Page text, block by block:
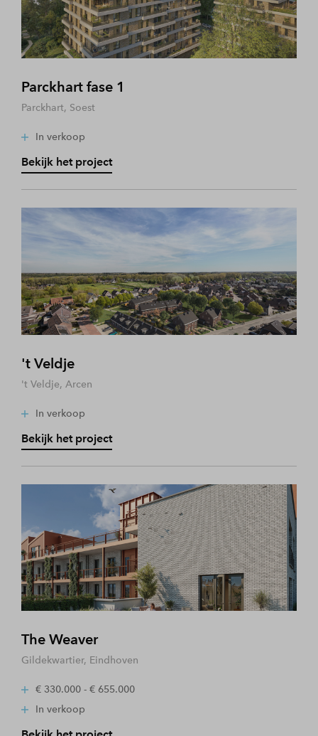
Parckhart fase 1
Parckhart, Soest
In verkoop
Bekijk het project
't Veldje
't Veldje, Arcen
In verkoop
Bekijk het project
The Weaver
Gildekwartier, Eindhoven
€ 330.000 - € 655.000
In verkoop